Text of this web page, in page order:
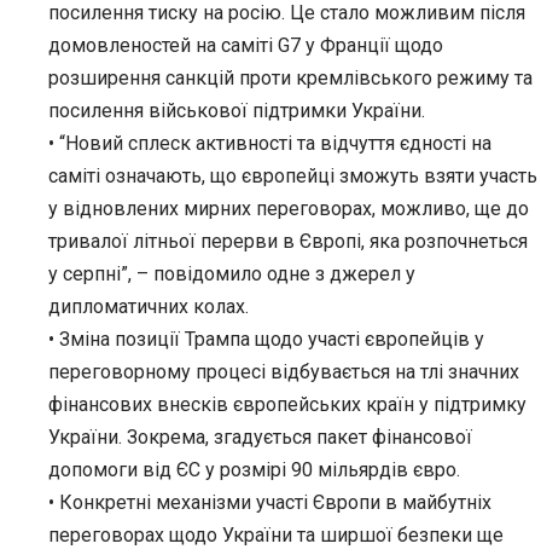
посилення тиску на росію. Це стало можливим після
домовленостей на саміті G7 у Франції щодо
розширення санкцій проти кремлівського режиму та
посилення військової підтримки України.
• “Новий сплеск активності та відчуття єдності на
саміті означають, що європейці зможуть взяти участь
у відновлених мирних переговорах, можливо, ще до
тривалої літньої перерви в Європі, яка розпочнеться
у серпні”, – повідомило одне з джерел у
дипломатичних колах.
• Зміна позиції Трампа щодо участі європейців у
переговорному процесі відбувається на тлі значних
фінансових внесків європейських країн у підтримку
України. Зокрема, згадується пакет фінансової
допомоги від ЄС у розмірі 90 мільярдів євро.
• Конкретні механізми участі Європи в майбутніх
переговорах щодо України та ширшої безпеки ще